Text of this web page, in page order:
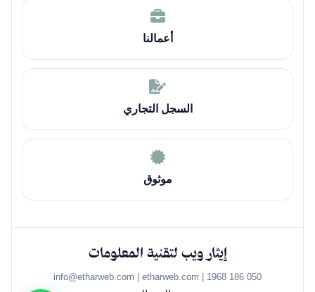
أعمالنا
السجل التجاري
موثوق
إيثار ويب لتقنية المعلومات
050 186 1968 | info@etharweb.com | etharweb.com